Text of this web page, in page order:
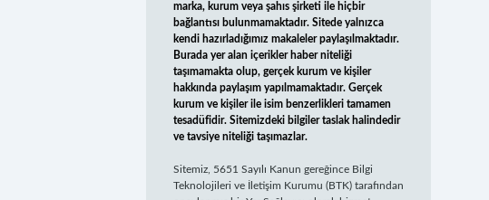
marka, kurum veya şahıs şirketi ile hiçbir
bağlantısı bulunmamaktadır. Sitede yalnızca
kendi hazırladığımız makaleler paylaşılmaktadır.
Burada yer alan içerikler haber niteliği
taşımamakta olup, gerçek kurum ve kişiler
hakkında paylaşım yapılmamaktadır. Gerçek
kurum ve kişiler ile isim benzerlikleri tamamen
tesadüfidir. Sitemizdeki bilgiler taslak halindedir
ve tavsiye niteliği taşımazlar.
Sitemiz, 5651 Sayılı Kanun gereğince Bilgi
Teknolojileri ve İletişim Kurumu (BTK) tarafından